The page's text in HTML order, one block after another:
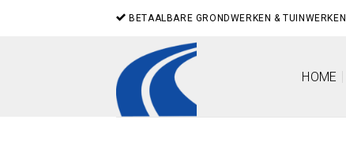
BETAALBARE GRONDWERKEN & TUINWERKEN
HOME